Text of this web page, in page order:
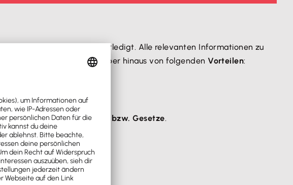
schnell erledigt. Alle relevanten Informationen zu
geliefert. Profitiere darüber hinaus von folgenden Vorteilen:
Prozent ablesen.
neueRegeln bzw. Gesetze.